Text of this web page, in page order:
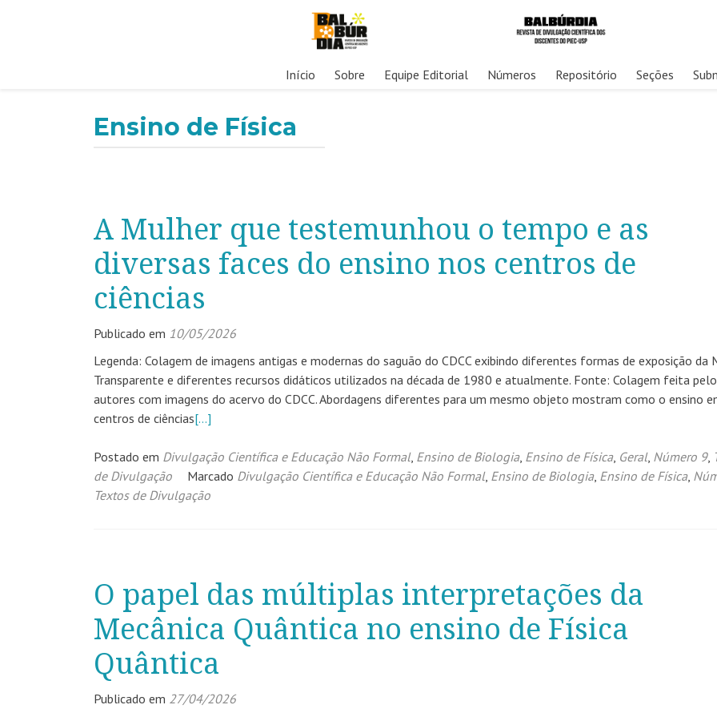
conteúdo
Início Sobre Equipe Editorial Números Repositório Seções
Ensino de Física
A Mulher que testemunhou o tempo e as
diversas faces do ensino nos centros de
ciências
Publicado em 10/05/2026
Legenda: Colagem de imagens antigas e modernas do saguão do CDCC exibindo diferentes formas de exposição da
Transparente e diferentes recursos didáticos utilizados na década de 1980 e atualmente. Fonte: Colagem feita
autores com imagens do acervo do CDCC. Abordagens diferentes para um mesmo objeto mostram como o ensino
centros de ciências[…]
Postado em Divulgação Científica e Educação Não Formal, Ensino de Biologia, Ensino de Física, Geral, Número 9,
de Divulgação
Marcado Divulgação Científica e Educação Não Formal, Ensino de Biologia, Ensino de Física,
Textos de Divulgação
O papel das múltiplas interpretações da
Mecânica Quântica no ensino de Física
Quântica
Publicado em 27/04/2026